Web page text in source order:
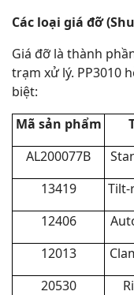
Các loại giá đỡ
Giá đỡ là thành
trạm xử lý. PP3010
biệt:
Mã sản phẩm
AL200077B
13419
12406
12013
20530